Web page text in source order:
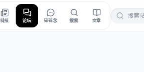
科技 论坛 碎碎念 搜索 文章